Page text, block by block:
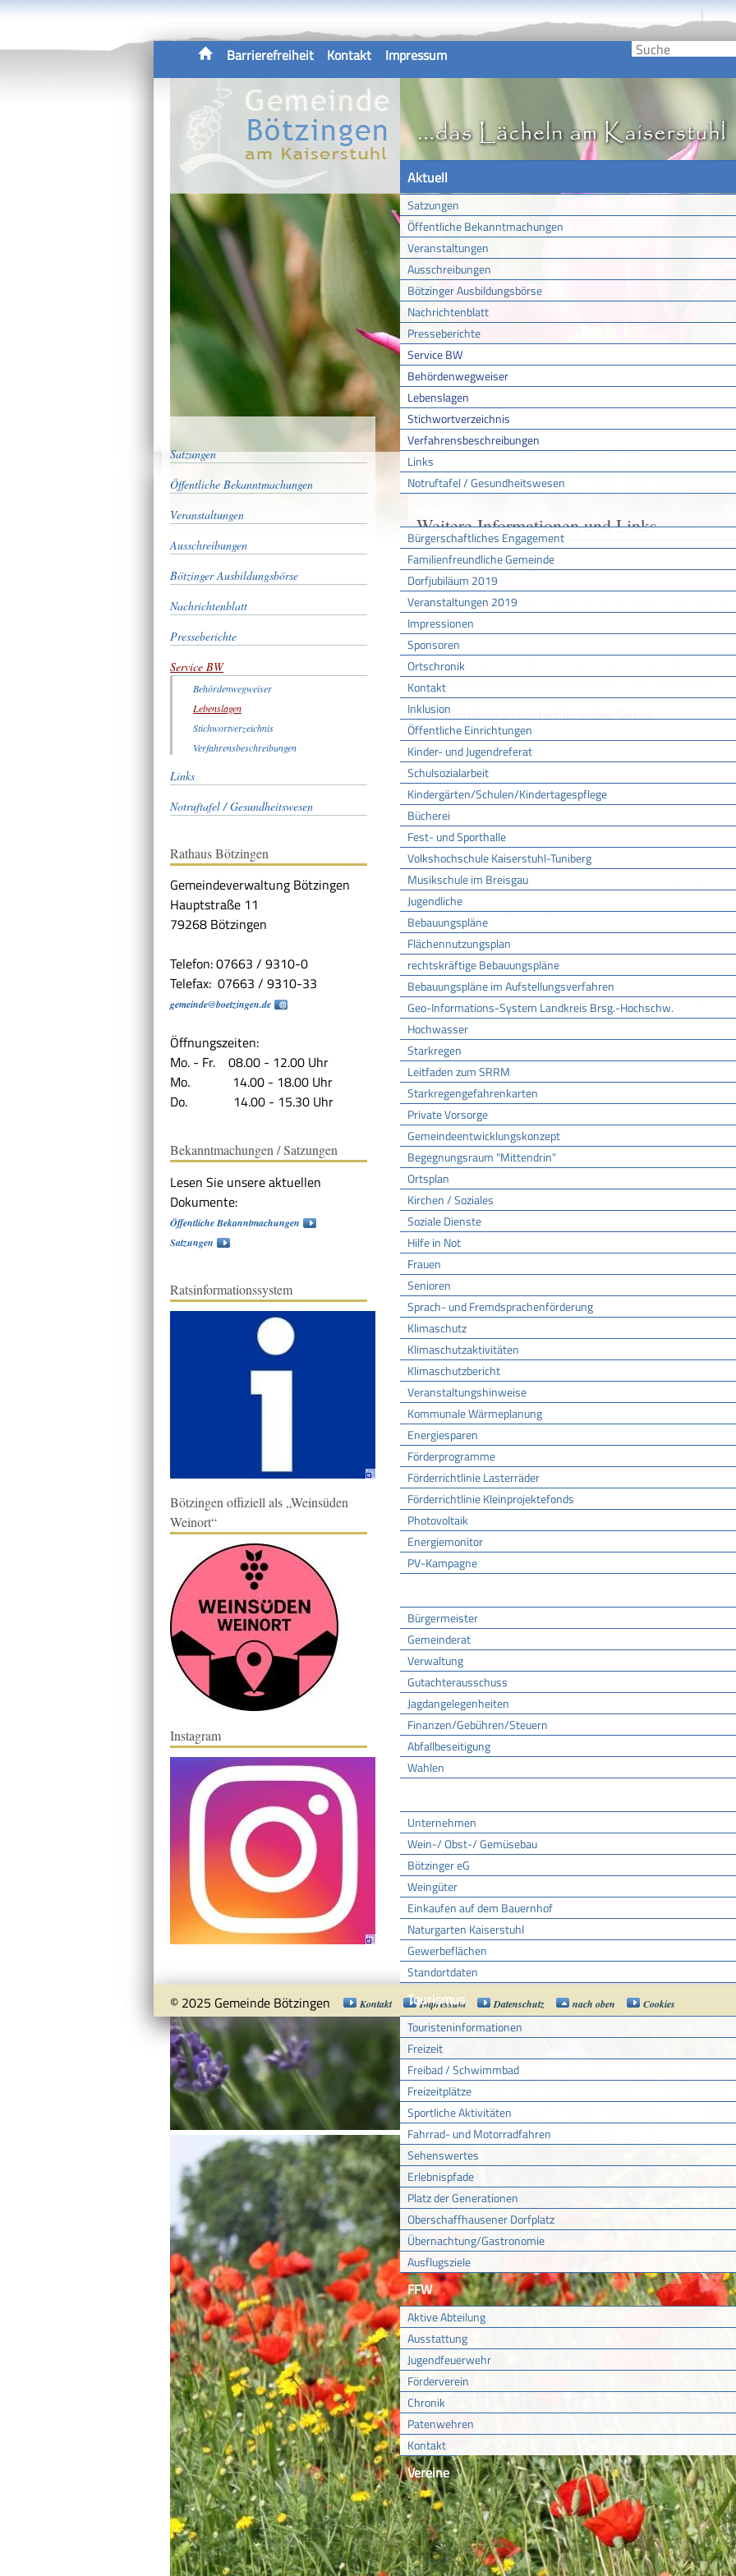
Barrierefreiheit Kontakt Impressum
Aktuell
Satzungen
Öffentliche Bekanntmachungen
Veranstaltungen
Ausschreibungen
Bötzinger Ausbildungsbörse
Nachrichtenblatt
Presseberichte
Service BW
Behördenwegweiser
Lebenslagen
Stichwortverzeichnis
Verfahrensbeschreibungen
Links
Notruftafel / Gesundheitswesen
Bürgerschaftliches Engagement
Familienfreundliche Gemeinde
Dorfjubiläum 2019
Veranstaltungen 2019
Impressionen
Sponsoren
Ortschronik
Kontakt
Inklusion
Öffentliche Einrichtungen
Kinder- und Jugendreferat
Schulsozialarbeit
Kindergärten/Schulen/Kindertagespflege
Bücherei
Fest- und Sporthalle
Volkshochschule Kaiserstuhl-Tuniberg
Musikschule im Breisgau
Jugendliche
Bebauungspläne
Flächennutzungsplan
rechtskräftige Bebauungspläne
Bebauungspläne im Aufstellungsverfahren
Geo-Informations-System Landkreis Brsg.-Hochschw.
Hochwasser
Starkregen
Leitfaden zum SRRM
Starkregengefahrenkarten
Private Vorsorge
Gemeindeentwicklungskonzept
Begegnungsraum "Mittendrin"
Ortsplan
Kirchen / Soziales
Soziale Dienste
Hilfe in Not
Frauen
Senioren
Sprach- und Fremdsprachenförderung
Klimaschutz
Klimaschutzaktivitäten
Klimaschutzbericht
Veranstaltungshinweise
Kommunale Wärmeplanung
Energiesparen
Förderprogramme
Förderrichtlinie Lasterräder
Förderrichtlinie Kleinprojektefonds
Photovoltaik
Energiemonitor
PV-Kampagne
Bürgermeister
Gemeinderat
Verwaltung
Gutachterausschuss
Jagdangelegenheiten
Finanzen/Gebühren/Steuern
Abfallbeseitigung
Wahlen
Unternehmen
Wein-/ Obst-/ Gemüsebau
Bötzinger eG
Weingüter
Einkaufen auf dem Bauernhof
Naturgarten Kaiserstuhl
Gewerbeflächen
Standortdaten
Tourismus
Touristeninformationen
Freizeit
Freibad / Schwimmbad
Freizeitplätze
Sportliche Aktivitäten
Fahrrad- und Motorradfahren
Sehenswertes
Erlebnispfade
Platz der Generationen
Oberschaffhausener Dorfplatz
Übernachtung/Gastronomie
Ausflugsziele
FFW
Aktive Abteilung
Ausstattung
Jugendfeuerwehr
Förderverein
Chronik
Patenwehren
Kontakt
Vereine
Satzungen
Öffentliche Bekanntmachungen
Veranstaltungen
Ausschreibungen
Bötzinger Ausbildungsbörse
Nachrichtenblatt
Presseberichte
Service BW
Behördenwegweiser
Lebenslagen
Stichwortverzeichnis
Verfahrensbeschreibungen
Links
Notruftafel / Gesundheitswesen
Rathaus Bötzingen
Gemeindeverwaltung Bötzingen
Hauptstraße 11
79268 Bötzingen
Telefon: 07663 / 9310-0
Telefax: 07663 / 9310-33
gemeinde@boetzingen.de
Öffnungszeiten:
Mo. - Fr. 08.00 - 12.00 Uhr
Mo. 14.00 - 18.00 Uhr
Do. 14.00 - 15.30 Uhr
Bekanntmachungen / Satzungen
Lesen Sie unsere aktuellen
Dokumente:
Öffentliche Bekanntmachungen
Satzungen
Ratsinformationssystem
Bötzingen offiziell als „Weinsüden
Weinort“
Instagram
Sie sind hier:Startseite /Aktuell /Service BW /
Informationen und Links
Weitere Informationen und Links
Broschüren und Ratgeber
Die folgende Broschüre können Sie bestellen oder direkt
Steuertipps für gemeinnützige Vereine
Informationen des Finanzministeriums Baden-
Neuregelungen des steuerlichen Spendenrechts
Linksammlung zu weiterführenden Seiten
Bundesverband Deutscher Stiftungen e.V.
Index Deutscher Stiftungen
Stifterverband für die Deutsche Wissenschaft
Stiftung Wissenschaft und Politik
Baden-Württemberg Stiftung
Regierungspräsidien in Baden-Württemberg als
Verlinkungen zu den Internet-Verzeichnissen der
meisten Stiftungen aufgelistet sind
Themenportal "Stiftungen"
FREIGABEVERMERK
31.07.2025 Innenministerium Baden-Württemberg
© 2025 Gemeinde Bötzingen Kontakt Impressum Datenschutz nach oben Cookies